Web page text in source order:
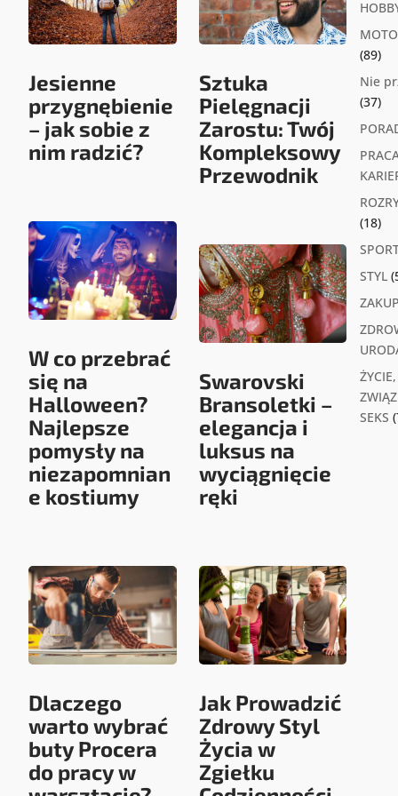
Jesienne
przygnębienie
– jak sobie z
nim radzić?
W co przebrać
się na
Halloween?
Najlepsze
pomysły na
niezapomnian
e kostiumy
Dlaczego
warto wybrać
buty Procera
do pracy w
Sztuka
Pielęgnacji
Zarostu: Twój
Kompleksowy
Przewodnik
Swarovski
Bransoletki –
elegancja i
luksus na
wyciągnięcie
ręki
Jak Prowadzić
Zdrowy Styl
Życia w
Zgiełku
(89)
Nie
(37)
(18)
STYL
ŻYCIE,
SEKS